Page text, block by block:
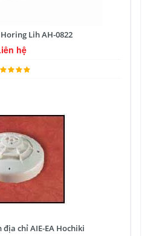
Lih AH-0822
hệ
chỉ AIE-EA Hochiki